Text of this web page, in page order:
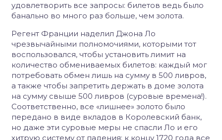
удовлетворить все запросы: билетов ведь было
банально во много раз больше, чем золота.
Регент Франции наделил Джона Ло
чрезвычайными полномочиями, которыми тот
воспользовался, чтобы установить лимит на
количество обмениваемых билетов: каждый мог
потребовать обмен лишь на сумму в 500 ливров,
а также чтобы запретить держать в доме золота
на сумму свыше 500 ливров (суровые времена!).
Соответственно, все «лишнее» золото было
передано в виде вкладов в Королевский банк,
но даже эти суровые меры не спасли Ло и его
хитрую систему от падения: к концу 1720 года все